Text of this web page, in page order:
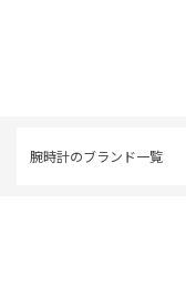
腕時計のブランド一覧